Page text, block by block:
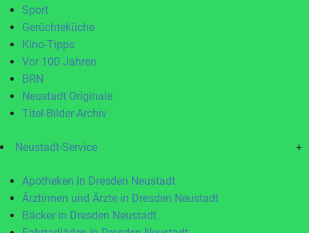
Sport
Gerüchteküche
Kino-Tipps
Vor 100 Jahren
BRN
Neustadt Originale
Titel-Bilder-Archiv
Neustadt-Service +
Apotheken in Dresden Neustadt
Ärztinnen und Ärzte in Dresden Neustadt
Bäcker in Dresden Neustadt